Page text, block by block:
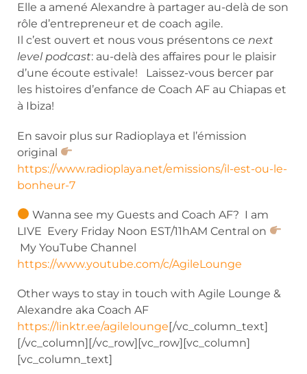
Elle a amené Alexandre à partager au-delà de son
rôle d’entrepreneur et de coach agile.
Il c’est ouvert et nous vous présentons ce next
level podcast: au-delà des affaires pour le plaisir
d’une écoute estivale! Laissez-vous bercer par
les histoires d’enfance de Coach AF au Chiapas et
à Ibiza!
En savoir plus sur Radioplaya et l’émission
original
https://www.radioplaya.net/emissions/il-est-ou-le-
bonheur-7
Wanna see my Guests and Coach AF? I am
LIVE Every Friday Noon EST/11hAM Central on
My YouTube Channel
https://www.youtube.com/c/AgileLounge
Other ways to stay in touch with Agile Lounge &
Alexandre aka Coach AF
https://linktr.ee/agilelounge[/vc_column_text]
[/vc_column][/vc_row][vc_row][vc_column]
[vc_column_text]